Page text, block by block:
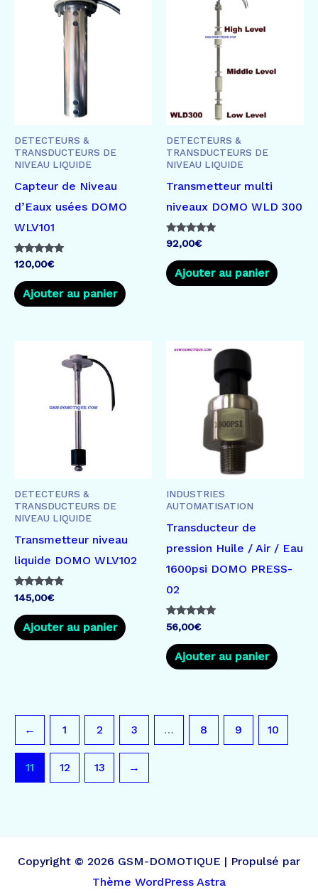
DETECTEURS &
TRANSDUCTEURS DE
NIVEAU LIQUIDE
Capteur de Niveau
d’Eaux usées DOMO
WLV101
Note
sur 5
120,00€
Ajouter au panier
DETECTEURS &
TRANSDUCTEURS DE
NIVEAU LIQUIDE
Transmetteur multi
niveaux DOMO WLD 300
Note
5.00
sur 5
92,00€
Ajouter au panier
DETECTEURS &
TRANSDUCTEURS DE
NIVEAU LIQUIDE
Transmetteur niveau
liquide DOMO WLV102
Note
4.67
sur 5
145,00€
Ajouter au panier
INDUSTRIES
AUTOMATISATION
Transducteur de
pression Huile / Air / Eau
1600psi DOMO PRESS-
02
Note
5.00
sur 5
56,00€
Ajouter au panier
← 1 2 3 … 8 9 10
11 12 13 →
Copyright © 2026 GSM-DOMOTIQUE | Propulsé par
Thème WordPress Astra